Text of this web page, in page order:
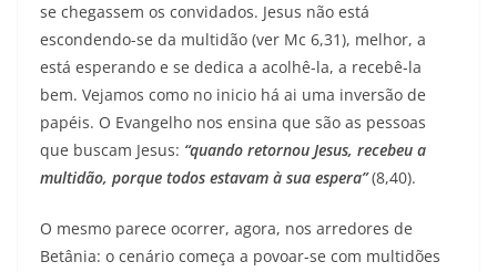
se chegassem os convidados. Jesus não está
escondendo-se da multidão (ver Mc 6,31), melhor, a
está esperando e se dedica a acolhê-la, a recebê-la
bem. Vejamos como no inicio há ai uma inversão de
papéis. O Evangelho nos ensina que são as pessoas
que buscam Jesus: “quando retornou Jesus, recebeu a
multidão, porque todos estavam à sua espera”(8,40).
O mesmo parece ocorrer, agora, nos arredores de
Betânia: o cenário começa a povoar-se com multidões